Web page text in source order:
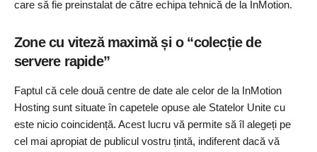
care să fie preinstalat de către echipa tehnică de la InMotion.
Zone cu viteză maximă și o “colecție de
servere rapide”
Faptul că cele două centre de date ale celor de la InMotion
Hosting sunt situate în capetele opuse ale Statelor Unite cu
este nicio coincidență. Acest lucru vă permite să îl alegeți pe
cel mai apropiat de publicul vostru țintă, indiferent dacă vă